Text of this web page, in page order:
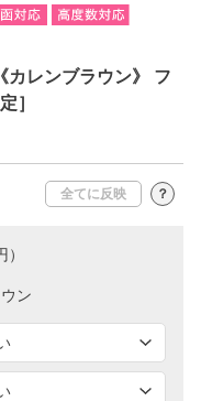
カレンブラウン》 フ
］
全てに反映 ？